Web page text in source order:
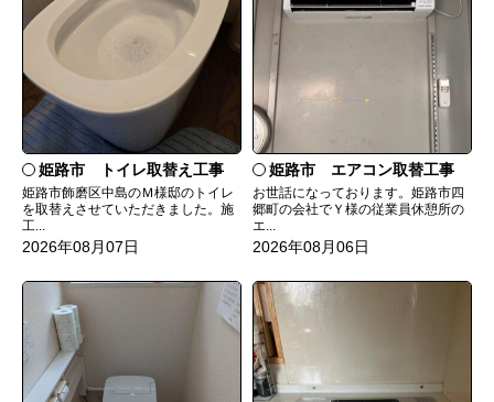
姫路市 トイレ取替え工事
姫路市飾磨区中島のＭ様邸のトイレ
を取替えさせていただきました。施
工...
2026年08月07日
姫路市 エアコン取替工事
お世話になっております。姫路市四
郷町の会社でＹ様の従業員休憩所の
エ...
2026年08月06日